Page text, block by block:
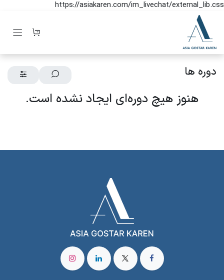
https://asiakaren.com/im_livechat/external_lib.css
صرف نظر و مشاهده محتوا
دوره ها
هنوز هیچ دوره‌ای ایجاد نشده است.